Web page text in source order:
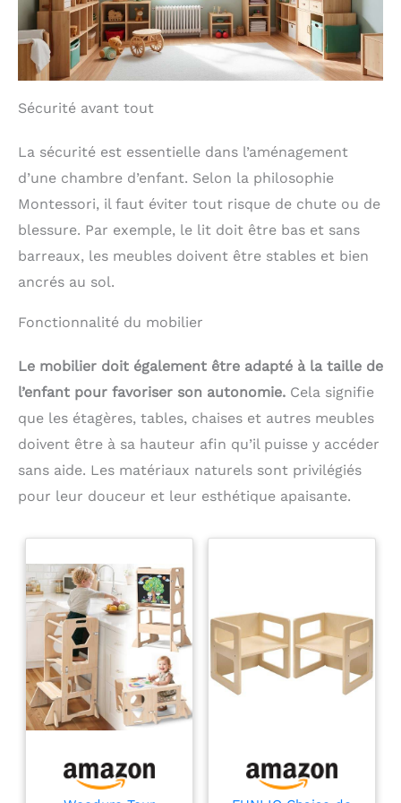
L'assemblage est un jeu
d'enfant grâce aux pièces
numérotées et au guide
illustré. Comptez environ
30 minutes, sans outil
tout aussi simple : un
pochettes en tissu sont
lavables en machine. Une
appréciée !
Sécurité avant tout
La sécurité est essentielle dans l’aménagement
d’une chambre d’enfant. Selon la philosophie
Montessori, il faut éviter tout risque de chute ou de
blessure. Par exemple, le lit doit être bas et sans
barreaux, les meubles doivent être stables et bien
ancrés au sol.
Fonctionnalité du mobilier
Le mobilier doit également être adapté à la taille de
l’enfant pour favoriser son autonomie. Cela signifie
que les étagères, tables, chaises et autres meubles
doivent être à sa hauteur afin qu’il puisse y accéder
sans aide. Les matériaux naturels sont privilégiés
pour leur douceur et leur esthétique apaisante.